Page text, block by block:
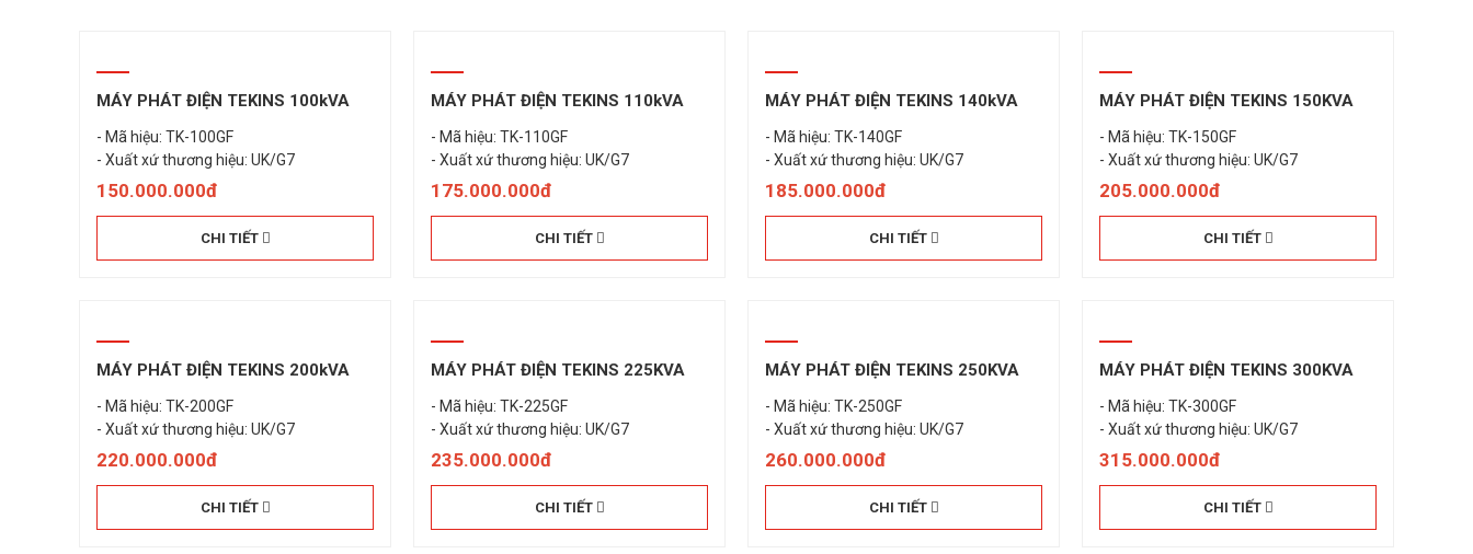
MÁY PHÁT ĐIỆN TEKINS 100kVA
- Mã hiệu: TK-100GF
- Xuất xứ thương hiệu: UK/G7
150.000.000đ
CHI TIẾT
MÁY PHÁT ĐIỆN TEKINS 110kVA
- Mã hiệu: TK-110GF
- Xuất xứ thương hiệu: UK/G7
175.000.000đ
CHI TIẾT
MÁY PHÁT ĐIỆN TEKINS 140kVA
- Mã hiệu: TK-140GF
- Xuất xứ thương hiệu: UK/G7
185.000.000đ
CHI TIẾT
MÁY PHÁT ĐIỆN TEKINS 150KVA
- Mã hiệu: TK-150GF
205.000.000đ
CHI TIẾT
MÁY PHÁT ĐIỆN TEKINS 200kVA
- Mã hiệu: TK-200GF
220.000.000đ
CHI TIẾT
MÁY PHÁT ĐIỆN TEKINS 225KVA
- Mã hiệu: TK-225GF
235.000.000đ
CHI TIẾT
MÁY PHÁT ĐIỆN TEKINS 250KVA
- Mã hiệu: TK-250GF
260.000.000đ
CHI TIẾT
MÁY PHÁT ĐIỆN TEKINS 300KVA
- Mã hiệu: TK-300GF
315.000.000đ
CHI TIẾT